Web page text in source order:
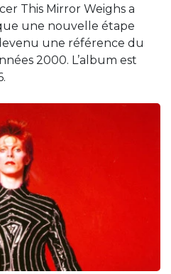
This Mirror Weighs a
une nouvelle étape
une référence du
2000. L’album est